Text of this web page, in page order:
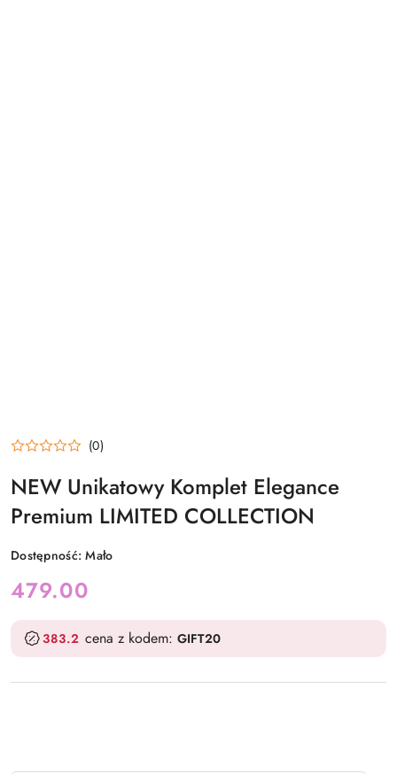
(0)
NEW Unikatowy Komplet Elegance
Premium LIMITED COLLECTION
Dostępność:Mało
cena:
479.00
383.2 cena z kodem: GIFT20